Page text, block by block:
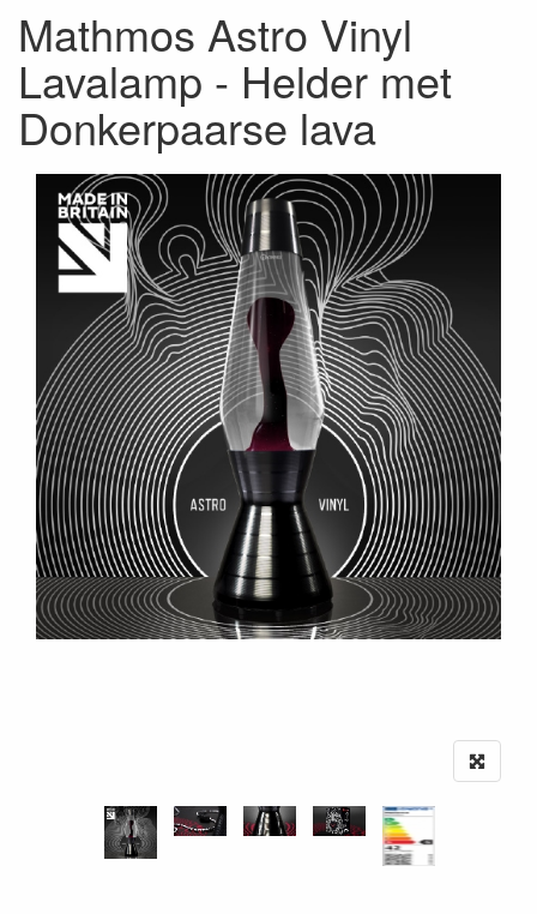
Mathmos Astro Vinyl
Lavalamp - Helder met
Donkerpaarse lava